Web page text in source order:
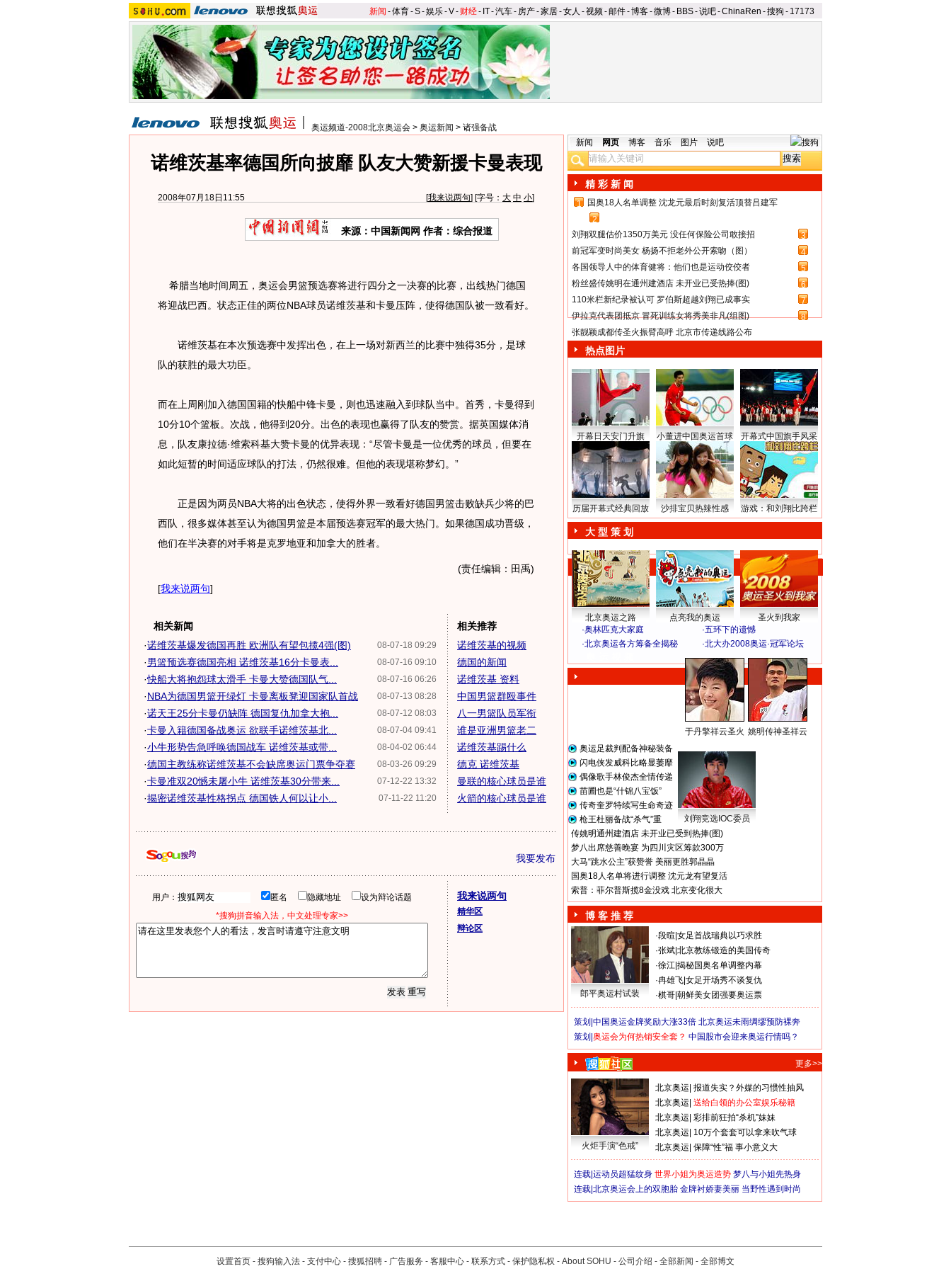
新闻 -体育-S-娱乐-V- 财经- IT-汽车- 房产-家居-女人 -视频-邮件-博客-微博- BBS-说吧-ChinaRen -搜狗 - 17173
奥运频道-2008北京奥运会 > 奥运新闻 > 诸强备战
诺维茨基率德国所向披靡 队友大赞新援卡曼表现
2008年07月18日11:55 [我来说两句] [字号： 大 中 小]
来源：中国新闻网 作者：综合报道
希腊当地时间周五，奥运会男篮预选赛将进行四分之一决赛的比赛，出线热门德国
将迎战巴西。状态正佳的两位NBA球员诺维茨基和卡曼压阵，使得德国队被一致看好。
诺维茨基在本次预选赛中发挥出色，在上一场对新西兰的比赛中独得35分，是球
队的获胜的最大功臣。
而在上周刚加入德国国籍的快船中锋卡曼，则也迅速融入到球队当中。首秀，卡曼得到
10分10个篮板。次战，他得到20分。出色的表现也赢得了队友的赞赏。据英国媒体消
息，队友康拉德·维索科基大赞卡曼的优异表现：“尽管卡曼是一位优秀的球员，但要在
如此短暂的时间适应球队的打法，仍然很难。但他的表现堪称梦幻。”
正是因为两员NBA大将的出色状态，使得外界一致看好德国男篮击败缺兵少将的巴
西队，很多媒体甚至认为德国男篮是本届预选赛冠军的最大热门。如果德国成功晋级，
他们在半决赛的对手将是克罗地亚和加拿大的胜者。
(责任编辑：田禹)
[我来说两句]
相关新闻
08-07-18 09:29
·诺维茨基爆发德国再胜 欧洲队有望包揽4强(图)
08-07-16 09:10
·男篮预选赛德国亮相 诺维茨基16分卡曼表...
08-07-16 06:26
·快船大将抱怨球太滑手 卡曼大赞德国队气...
08-07-13 08:28
·NBA为德国男篮开绿灯 卡曼离板凳迎国家队首战
08-07-12 08:03
·诺天王25分卡曼仍缺阵 德国复仇加拿大抱...
08-07-04 09:41
·卡曼入籍德国备战奥运 欲联手诺维茨基北...
08-04-02 06:44
·小牛形势告急呼唤德国战车 诺维茨基或带...
08-03-26 09:29
·德国主教练称诺维茨基不会缺席奥运门票争夺赛
07-12-22 13:32
·卡曼准双20憾未屠小牛 诺维茨基30分带来...
07-11-22 11:20
·揭密诺维茨基性格拐点 德国铁人何以让小...
相关推荐
诺维茨基的视频
德国的新闻
诺维茨基 资料
中国男篮群殴事件
八一男篮队员军衔
谁是亚洲男篮老二
诺维茨基踢什么
德克 诺维茨基
曼联的核心球员是谁
火箭的核心球员是谁
我要发布
用户： 匿名 隐藏地址
设为辩论话题
*搜狗拼音输入法，中文处理专家>>
我来说两句
精华区
辩论区
新闻 网页 博客 音乐 图片 说吧
精 彩 新 闻
1
国奥18人名单调整 沈龙元最后时刻复活顶替吕建军
2
刘翔双腿估价1350万美元 没任何保险公司敢接招
3
前冠军变时尚美女 杨扬不拒老外公开索吻（图）
4
各国领导人中的体育健将：他们也是运动佼佼者
5
粉丝盛传姚明在通州建酒店 未开业已受热捧(图)
6
110米栏新纪录被认可 罗伯斯超越刘翔已成事实
7
伊拉克代表团抵京 冒死训练女将秀美非凡(组图)
8
张靓颖成都传圣火振臂高呼 北京市传递线路公布
热点图片
开幕日天安门升旗 小董进中国奥运首球 开幕式中国旗手风采
历届开幕式经典回放 沙排宝贝热辣性感 游戏：和刘翔比跨栏
大 型 策 划
北京奥运之路 点亮我的奥运
圣火到我家
·奥林匹克大家庭 ·五环下的遗憾
·北京奥运各方筹备全揭秘 ·北大办2008奥运·冠军论坛
于丹擎祥云圣火 姚明传神圣祥云
奥运足裁判配备神秘装备
闪电侠发威科比略显萎靡
偶像歌手林俊杰全情传递
苗圃也是“什锦八宝饭”
传奇奎罗特续写生命奇迹
枪王杜丽备战“杀气”重
刘翔竞选IOC委员
传姚明通州建酒店 未开业已受到热捧(图)
梦八出席慈善晚宴 为四川灾区筹款300万
大马“跳水公主”获赞誉 美丽更胜郭晶晶
国奥18人名单将进行调整 沈元龙有望复活
索普：菲尔普斯揽8金没戏 北京变化很大
博 客 推 荐
郎平奥运村试装
·段暄 女足首战瑞典以巧求胜
·张斌 北京教练锻造的美国传奇
·徐江 揭秘国奥名单调整内幕
·冉雄飞 女足开场秀不谈复仇
·棋哥 朝鲜美女团强要奥运票
策划| 中国奥运金牌奖励大涨33倍 北京奥运未雨绸缪预防裸奔
策划| 奥运会为何热销安全套？ 中国股市会迎来奥运行情吗？
更多>>
火炬手演“色戒”
北京奥运 报道失实？外媒的习惯性抽风
北京奥运 送给白领的办公室娱乐秘籍
北京奥运 彩排前狂拍“杀机”妹妹
北京奥运 10万个套套可以拿来吹气球
北京奥运 保障“性”福 事小意义大
连载| 运动员超猛纹身 世界小姐为奥运造势 梦八与小姐先热身
连载| 北京奥运会上的双胞胎 金牌衬娇妻美丽 当野性遇到时尚
设置首页 - 搜狗输入法 - 支付中心 - 搜狐招聘 - 广告服务 - 客服中心 - 联系方式 - 保护隐私权 - About SOHU - 公司介绍 - 全部新闻 - 全部博文